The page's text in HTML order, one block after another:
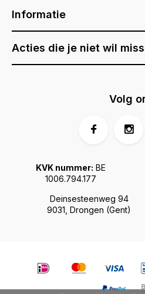
Informatie
Acties die je niet wil
Deinsesteenweg 94
9031, Drongen (Gent)
KVK nummer: BE
1006.794.177
Volg